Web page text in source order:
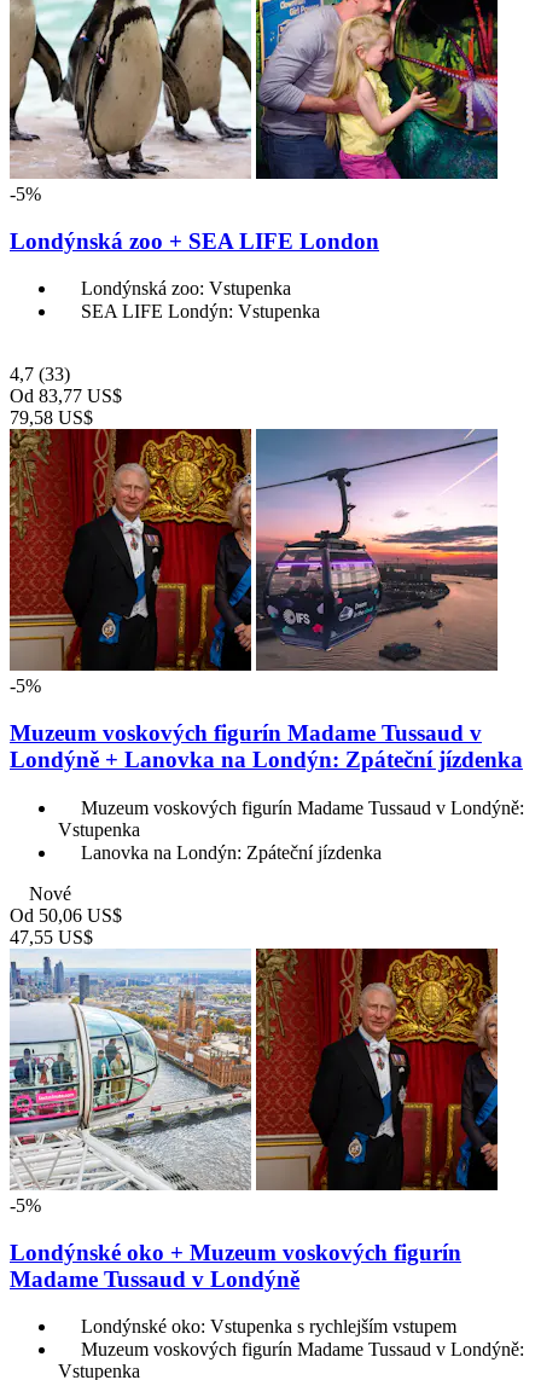
-5%
Londýnská zoo + SEA LIFE London
Londýnská zoo: Vstupenka
SEA LIFE Londýn: Vstupenka
4,7 (33)
Od 83,77 US$
79,58 US$
-5%
Muzeum voskových figurín Madame Tussaud v
Londýně + Lanovka na Londýn: Zpáteční jízdenka
Muzeum voskových figurín Madame Tussaud v Londýně:
Vstupenka
Lanovka na Londýn: Zpáteční jízdenka
Nové
Od 50,06 US$
47,55 US$
-5%
Londýnské oko + Muzeum voskových figurín
Madame Tussaud v Londýně
Londýnské oko: Vstupenka s rychlejším vstupem
Muzeum voskových figurín Madame Tussaud v Londýně:
Vstupenka